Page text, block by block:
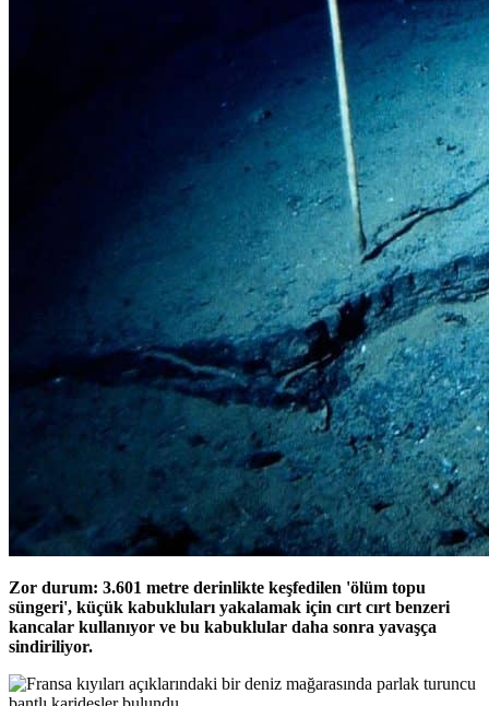
Zor durum: 3.601 metre derinlikte keşfedilen 'ölüm topu
süngeri', küçük kabukluları yakalamak için cırt cırt benzeri
kancalar kullanıyor ve bu kabuklular daha sonra yavaşça
sindiriliyor.